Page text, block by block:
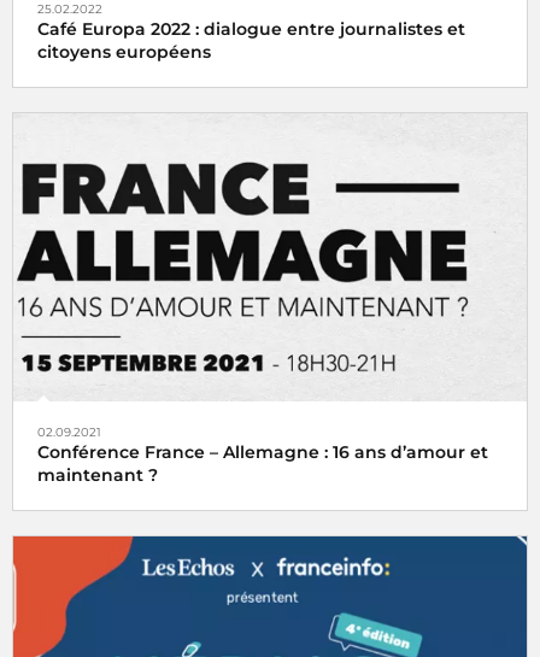
25.02.2022
Café Europa 2022 : dialogue entre journalistes et
citoyens européens
Radio France partenaire du débat sur la liberté de la
presse dans l'union européenne "Café Europa 2022" du 5
mars 2022
02.09.2021
Conférence France – Allemagne : 16 ans d’amour et
maintenant ?
Radio France vous donne rendez-vous pour une
conférence sur les relations franco-allemandes mercredi
15 septembre 2021 à 18h30 à la Maison de la Radio et de
la Musique